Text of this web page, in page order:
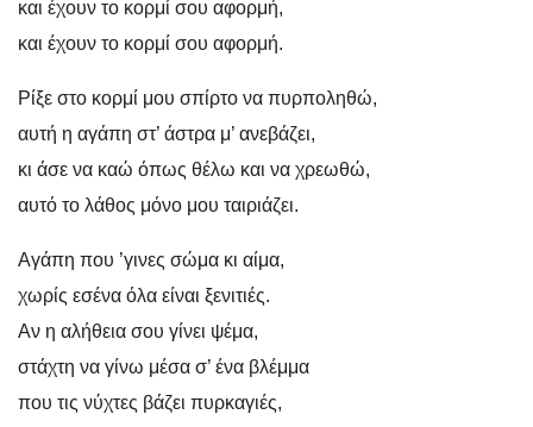
και έχουν το κορμί σου αφορμή,
και έχουν το κορμί σου αφορμή.
Ρίξε στο κορμί μου σπίρτο να πυρποληθώ,
αυτή η αγάπη στ’ άστρα μ’ ανεβάζει,
κι άσε να καώ όπως θέλω και να χρεωθώ,
αυτό το λάθος μόνο μου ταιριάζει.
Αγάπη που ’γινες σώμα κι αίμα,
χωρίς εσένα όλα είναι ξενιτιές.
Αν η αλήθεια σου γίνει ψέμα,
στάχτη να γίνω μέσα σ’ ένα βλέμμα
που τις νύχτες βάζει πυρκαγιές,